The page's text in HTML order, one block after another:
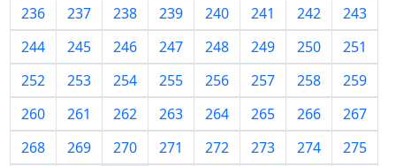
236
237 238 239 240 241 242
243
244
245 246 247 248 249 250
251
252
253 254 255 256 257 258
259
260
261 262 263 264 265 266
267
268
269 270 271 272 273 274
275